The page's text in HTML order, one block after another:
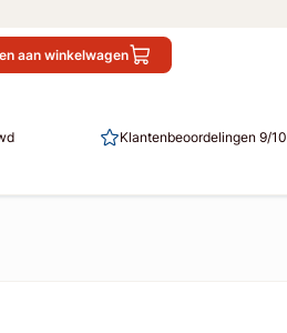
aan winkelwagen
Klantenbeoordelingen 9/10